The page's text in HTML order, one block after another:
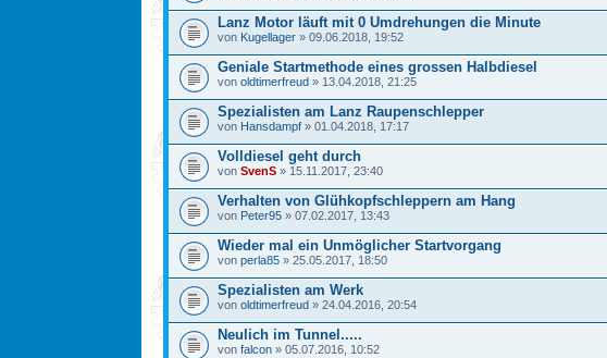
Lanz Motor läuft mit 0 Umdrehungen die Minute
von Kugellager » 09.06.2018, 19:52
Geniale Startmethode eines grossen Halbdiesel
von oldtimerfreud » 13.04.2018, 21:25
Spezialisten am Lanz Raupenschlepper
von Hansdampf » 01.04.2018, 17:17
Volldiesel geht durch
von SvenS » 15.11.2017, 23:40
Verhalten von Glühkopfschleppern am Hang
von Peter95 » 07.02.2017, 13:43
Wieder mal ein Unmöglicher Startvorgang
von perla85 » 25.05.2017, 18:50
Spezialisten am Werk
von oldtimerfreud » 24.04.2016, 20:54
Neulich im Tunnel.....
von falcon » 05.07.2016, 10:52